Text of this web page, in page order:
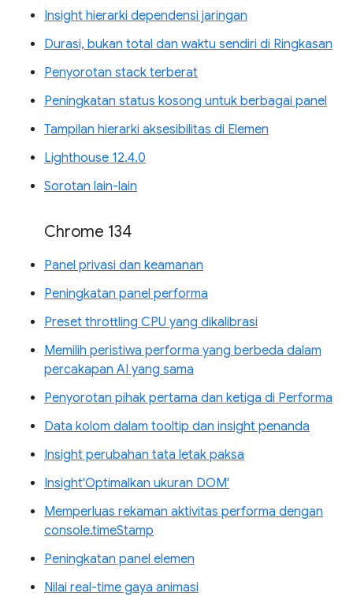
Insight hierarki dependensi jaringan
Durasi, bukan total dan waktu sendiri di Ringkasan
Penyorotan stack terberat
Peningkatan status kosong untuk berbagai panel
Tampilan hierarki aksesibilitas di Elemen
Lighthouse 12.4.0
Sorotan lain-lain
Chrome 134
Panel privasi dan keamanan
Peningkatan panel performa
Preset throttling CPU yang dikalibrasi
Memilih peristiwa performa yang berbeda dalam
percakapan AI yang sama
Penyorotan pihak pertama dan ketiga di Performa
Data kolom dalam tooltip dan insight penanda
Insight perubahan tata letak paksa
Insight'Optimalkan ukuran DOM'
Memperluas rekaman aktivitas performa dengan
console.timeStamp
Peningkatan panel elemen
Nilai real-time gaya animasi